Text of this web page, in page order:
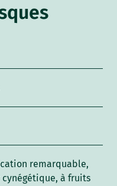
remarquable,
à fruits